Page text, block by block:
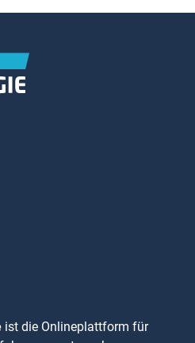
ist die Onlineplattform für